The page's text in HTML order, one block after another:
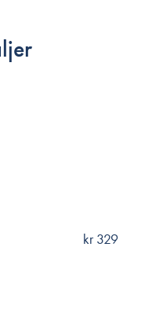
kr 329